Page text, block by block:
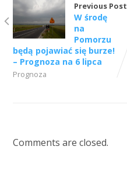
Previous Post
W środę
na
Pomorzu
będą pojawiać się burze!
– Prognoza na 6 lipca
Prognoza
Comments are closed.